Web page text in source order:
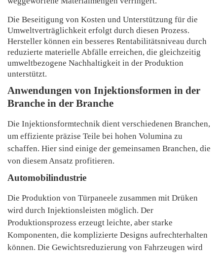
Die Beseitigung von Kosten und Unterstützung für die
Umweltverträglichkeit erfolgt durch diesen Prozess.
Hersteller können ein besseres Rentabilitätsniveau durch
reduzierte materielle Abfälle erreichen, die gleichzeitig
umweltbezogene Nachhaltigkeit in der Produktion
unterstützt.
Anwendungen von Injektionsformen in der
Branche in der Branche
Die Injektionsformtechnik dient verschiedenen Branchen,
um effiziente präzise Teile bei hohen Volumina zu
schaffen. Hier sind einige der gemeinsamen Branchen, die
von diesem Ansatz profitieren.
Automobilindustrie
Die Produktion von Türpaneele zusammen mit Drüken
wird durch Injektionsleisten möglich. Der
Produktionsprozess erzeugt leichte, aber starke
Komponenten, die komplizierte Designs aufrechterhalten
können. Die Gewichtsreduzierung von Fahrzeugen wird